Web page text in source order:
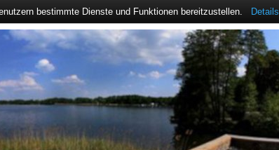
bestimmte Dienste und Funktionen bereitzustellen. Details